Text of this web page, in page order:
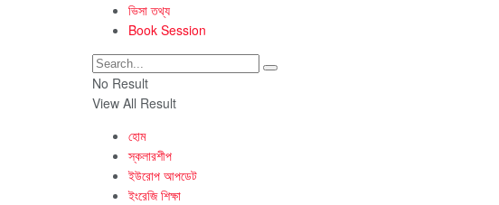
ভিসা তথ্য
Book Session
No Result
View All Result
হোম
স্কলারশীপ
ইউরোপ আপডেট
ইংরেজি শিক্ষা